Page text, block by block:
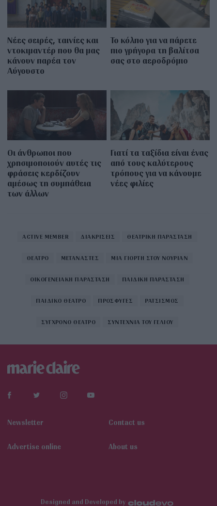
Νέες σειρές, ταινίες και
ντοκιμαντέρ που θα μας
κάνουν παρέα τον
Αύγουστο
Το κόλπο για να πάρετε
πιο γρήγορα τη βαλίτσα
σας στο αεροδρόμιο
Οι άνθρωποι που
χρησιμοποιούν αυτές τις
φράσεις κερδίζουν
αμέσως τη συμπάθεια
των άλλων
Γιατί τα ταξίδια είναι ένας
από τους καλύτερους
τρόπους για να κάνουμε
νέες φιλίες
ACTIVE MEMBER ΔΙΑΚΡΙΣΕΙΣ ΘΕΑΤΡΙΚΗ ΠΑΡΑΣΤΑΣΗ
ΘΕΑΤΡΟ ΜΕΤΑΝΑΣΤΕΣ ΜΙΑ ΓΙΟΡΤΗ ΣΤΟΥ ΝΟΥΡΙΑΝ
ΟΙΚΟΓΕΝΕΙΑΚΗ ΠΑΡΑΣΤΑΣΗ ΠΑΙΔΙΚΗ ΠΑΡΑΣΤΑΣΗ
ΠΑΙΔΙΚΟ ΘΕΑΤΡΟ ΠΡΟΣΦΥΓΕΣ ΡΑΤΣΙΣΜΟΣ
ΣΥΓΧΡΟΝΟ ΘΕΑΤΡΟ ΣΥΝΤΕΧΝΙΑ ΤΟΥ ΓΕΛΙΟΥ
Newsletter Contact us
Αdvertise online About us
Designed and Developed by